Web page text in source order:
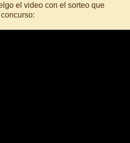
el video con el sorteo que